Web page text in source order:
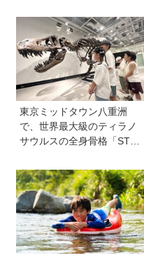
カドに登場！ VR体験からコ
ラボグルメ、限定グッズま
で親子で楽しめる注目イベ
ント
東京ミッドタウン八重洲
で、世界最大級のティラノ
サウルスの全身骨格「STA
DS EXPO 2026 ダイナソー
ラボ」が開催中